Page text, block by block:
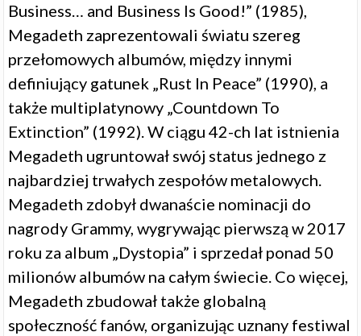
Business… and Business Is Good!” (1985),
Megadeth zaprezentowali światu szereg
przełomowych albumów, między innymi
definiujący gatunek „Rust In Peace” (1990), a
także multiplatynowy „Countdown To
Extinction” (1992). W ciągu 42-ch lat istnienia
Megadeth ugruntował swój status jednego z
najbardziej trwałych zespołów metalowych.
Megadeth zdobył dwanaście nominacji do
nagrody Grammy, wygrywając pierwszą w 2017
roku za album „Dystopia” i sprzedał ponad 50
milionów albumów na całym świecie. Co więcej,
Megadeth zbudował także globalną
społeczność fanów, organizując uznany festiwal